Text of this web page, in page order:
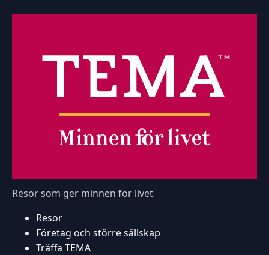
Resor som ger minnen för livet
Resor
Företag och större sällskap
Träffa TEMA